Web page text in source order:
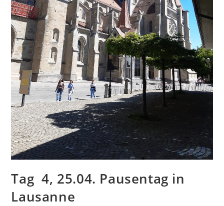
Tag 4, 25.04. Pausentag in
Lausanne